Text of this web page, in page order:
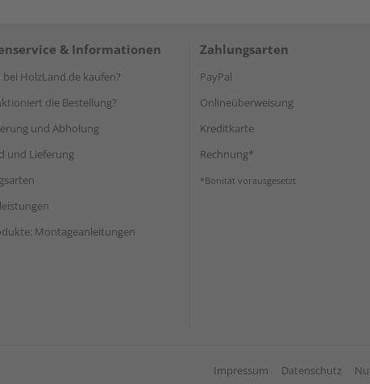
& Informationen
HolzLand.de kaufen?
die Bestellung?
und Abholung
und Lieferung
Montageanleitungen
Zahlungsarten
PayPal
Onlineüberweisung
Kreditkarte
Rechnung*
*Bonität vorausgesetzt
Impressum Datenschutz